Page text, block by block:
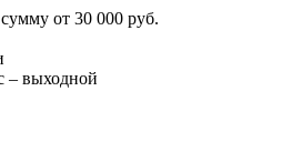
от 30 000 руб.
– выходной